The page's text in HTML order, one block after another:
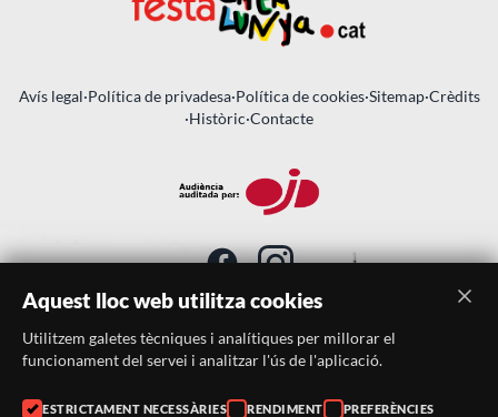
Avís legal·Política de privadesa·Política de cookies·Sitemap·Crèdits
·Històric·Contacte
SUBSCRIU-TE AL BUTLLETÍ
Telèfon: 938046359
Aquest lloc web utilitza cookies
Utilitzem galetes tècniques i analítiques per millorar el
funcionament del servei i analitzar l'ús de l'aplicació.
ESTRICTAMENT NECESSÀRIES RENDIMENT PREFERÈNCIES